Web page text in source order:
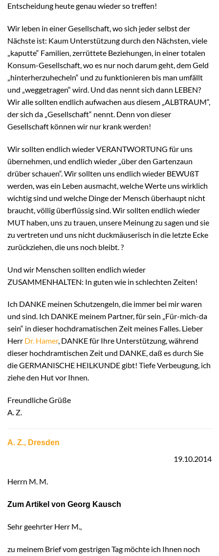
Entscheidung heute genau wieder so treffen!
Wir leben in einer Gesellschaft, wo sich jeder selbst der
Nächste ist: Kaum Unterstützung durch den Nächsten, viele
„kaputte“ Familien, zerrüttete Beziehungen, in einer totalen
Konsum-Gesellschaft, wo es nur noch darum geht, dem Geld
„hinterherzuhecheln“ und zu funktionieren bis man umfällt
und „weggetragen“ wird. Und das nennt sich dann LEBEN?
Wir alle sollten endlich aufwachen aus diesem „ALBTRAUM“,
der sich da „Gesellschaft“ nennt. Denn von dieser
Gesellschaft können wir nur krank werden!
Wir sollten endlich wieder VERANTWORTUNG für uns
übernehmen, und endlich wieder „über den Gartenzaun
drüber schauen“. Wir sollten uns endlich wieder BEWUßT
werden, was ein Leben ausmacht, welche Werte uns wirklich
wichtig sind und welche Dinge der Mensch überhaupt nicht
braucht, völlig überflüssig sind. Wir sollten endlich wieder
MUT haben, uns zu trauen, unsere Meinung zu sagen und sie
zu vertreten und uns nicht duckmäuserisch in die letzte Ecke
zurückziehen, die uns noch bleibt. ?
Und wir Menschen sollten endlich wieder
ZUSAMMENHALTEN: In guten wie in schlechten Zeiten!
Ich DANKE meinen Schutzengeln, die immer bei mir waren
und sind. Ich DANKE meinem Partner, für sein „Für-mich-da
sein“ in dieser hochdramatischen Zeit meines Falles. Lieber
Herr Dr. Hamer, DANKE für Ihre Unterstützung, während
dieser hochdramtischen Zeit und DANKE, daß es durch Sie
die GERMANISCHE HEILKUNDE gibt! Tiefe Verbeugung, ich
ziehe den Hut vor Ihnen.
Freundliche Grüße
A. Z.
A. Z., Dresden
19.10.2014
Herrn M. M.
Zum Artikel von Georg Kausch
Sehr geehrter Herr M.,
zu meinem Brief vom gestrigen Tag möchte ich Ihnen noch